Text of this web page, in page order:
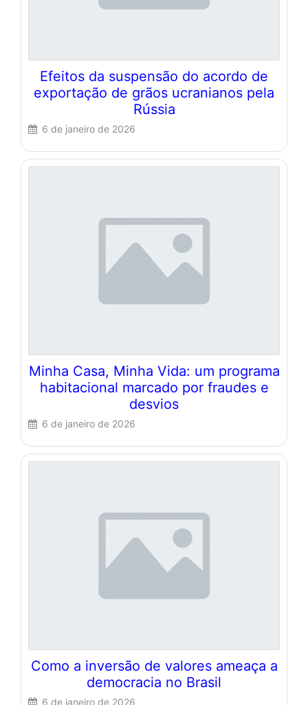
Efeitos da suspensão do acordo de
exportação de grãos ucranianos pela
Rússia
6 de janeiro de 2026
Minha Casa, Minha Vida: um programa
habitacional marcado por fraudes e
desvios
6 de janeiro de 2026
Como a inversão de valores ameaça a
democracia no Brasil
6 de janeiro de 2026